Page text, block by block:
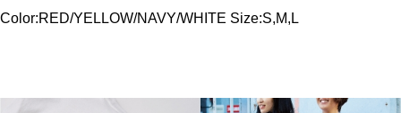
Color:RED/YELLOW/NAVY/WHITE Size:S,M,L